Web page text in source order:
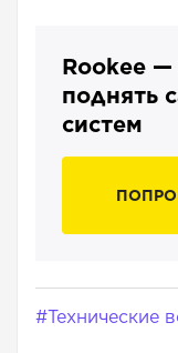
Rookee —
поднять
систем
#Технические